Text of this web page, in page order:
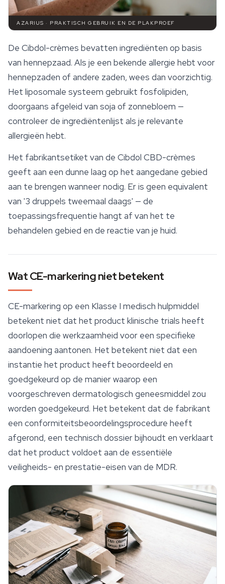
AZARIUS · PRAKTISCH GEBRUIK EN DE PLAKPROEF
De Cibdol-crèmes bevatten ingrediënten op basis
van hennepzaad. Als je een bekende allergie hebt voor
hennepzaden of andere zaden, wees dan voorzichtig.
Het liposomale systeem gebruikt fosfolipiden,
doorgaans afgeleid van soja of zonnebloem —
controleer de ingrediëntenlijst als je relevante
allergieën hebt.
Het fabrikantsetiket van de Cibdol CBD-crèmes
geeft aan een dunne laag op het aangedane gebied
aan te brengen wanneer nodig. Er is geen equivalent
van '3 druppels tweemaal daags' — de
toepassingsfrequentie hangt af van het te
behandelen gebied en de reactie van je huid.
Wat CE-markering niet betekent
CE-markering op een Klasse I medisch hulpmiddel
betekent niet dat het product klinische trials heeft
doorlopen die werkzaamheid voor een specifieke
aandoening aantonen. Het betekent niet dat een
instantie het product heeft beoordeeld en
goedgekeurd op de manier waarop een
voorgeschreven dermatologisch geneesmiddel zou
worden goedgekeurd. Het betekent dat de fabrikant
een conformiteitsbeoordelingsprocedure heeft
afgerond, een technisch dossier bijhoudt en verklaart
dat het product voldoet aan de essentiële
veiligheids- en prestatie-eisen van de MDR.